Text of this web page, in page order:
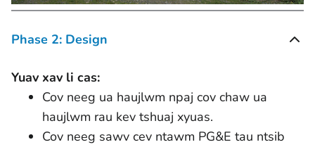
Phase 2: Design
Yuav xav li cas:
Cov neeg ua haujlwm npaj cov chaw ua
haujlwm rau kev tshuaj xyuas.
Cov neeg sawv cev ntawm PG&E tau ntsib